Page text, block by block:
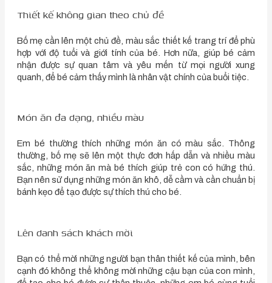
Thiết kế không gian theo chủ đề
Bố mẹ cần lên một chủ đề, màu sắc thiết kế trang trí để phù
hợp với độ tuổi và giới tính của bé. Hơn nữa, giúp bé cảm
nhận được sự quan tâm và yêu mến từ mọi người xung
quanh, để bé cảm thấy mình là nhân vật chính của buổi tiệc.
Món ăn đa dạng, nhiều màu
Em bé thường thích những món ăn có màu sắc. Thông
thường, bố mẹ sẽ lên một thực đơn hấp dẫn và nhiều màu
sắc, những món ăn mà bé thích giúp trẻ con có hứng thú.
Bạn nên sử dụng những món ăn khô, dễ cầm và cần chuẩn bị
bánh kẹo để tạo được sự thích thú cho bé.
Lên danh sách khách mời
Bạn có thể mời những người bạn thân thiết kế của mình, bên
cạnh đó không thể không mời những cậu bạn của con mình,